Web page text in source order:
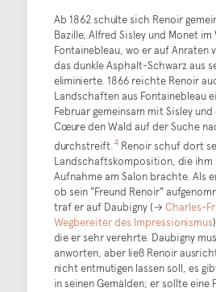
Ab 1862 schulte sich Renoir
Bazille, Alfred Sisley und Monet im
Fontainebleau, wo er auf Anraten
das dunkle Asphalt-Schwarz aus
eliminierte. 1866 reichte Renoir
Landschaften aus Fontainebleau
Februar gemeinsam mit Sisley und
Cœure den Wald auf der Suche
durchstreift.4Renoir schuf dort
Landschaftskomposition, die ihm
Aufnahme am Salon brachte. Als
ob sein "Freund Renoir"
traf er auf Daubigny (→ Charles-
Wegbereiter des Impressionismus
die er sehr verehrte. Daubigny
anworten, aber ließ Renoir
nicht entmutigen lassen soll, es
in seinen Gemälden; er sollte eine